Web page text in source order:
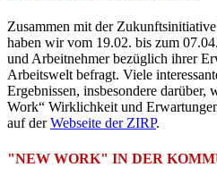
Zusammen mit der
haben wir vom 19.02. bis zum
und Arbeitnehmer bezüglich ihrer
Arbeitswelt befragt. Viele
Ergebnissen, insbesondere
Work“ Wirklichkeit und
auf derWebseite der ZIRP.
"NEW WORK" IN DER